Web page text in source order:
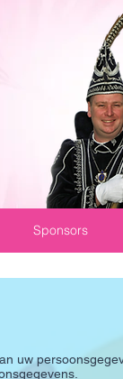
Sponsors
uw